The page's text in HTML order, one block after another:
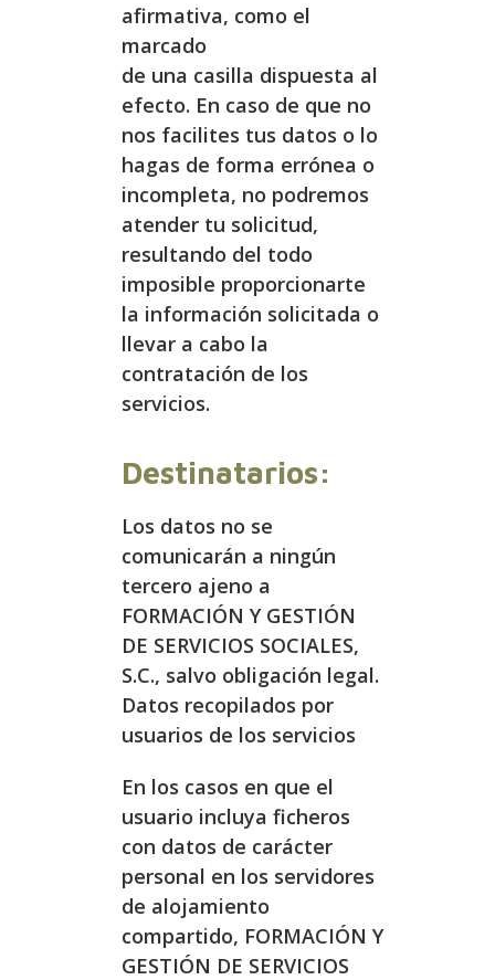
afirmativa, como el
marcado
de una casilla dispuesta al
efecto. En caso de que no
nos facilites tus datos o lo
hagas de forma errónea o
incompleta, no podremos
atender tu solicitud,
resultando del todo
imposible proporcionarte
la información solicitada o
llevar a cabo la
contratación de los
servicios.
Destinatarios:
Los datos no se
comunicarán a ningún
tercero ajeno a
FORMACIÓN Y GESTIÓN
DE SERVICIOS SOCIALES,
S.C., salvo obligación legal.
Datos recopilados por
usuarios de los servicios
En los casos en que el
usuario incluya ficheros
con datos de carácter
personal en los servidores
de alojamiento
compartido, FORMACIÓN Y
GESTIÓN DE SERVICIOS